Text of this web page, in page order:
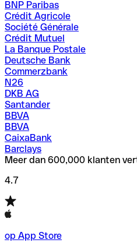
BNP Paribas
Crédit Agricole
Société Générale
Crédit Mutuel
La Banque Postale
Deutsche Bank
Commerzbank
N26
DKB AG
Santander
BBVA
BBVA
CaixaBank
Barclays
Meer dan 600,000 klanten
4.7
op App Store